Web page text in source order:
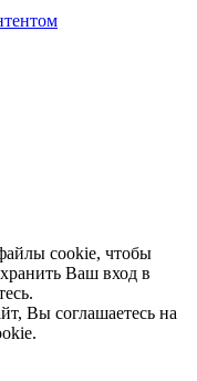
cookie, чтобы
Ваш вход в
Вы соглашаетесь на